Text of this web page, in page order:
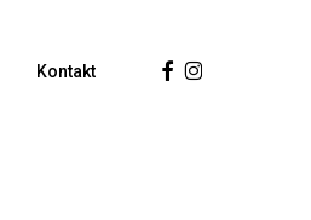
Kontakt Facebook
Instagram